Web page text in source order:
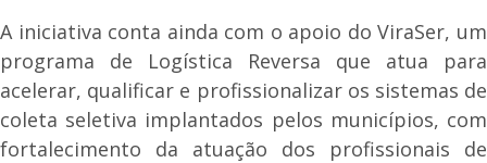
A iniciativa conta ainda com o apoio do ViraSer, um
programa de Logística Reversa que atua para
acelerar, qualificar e profissionalizar os sistemas de
coleta seletiva implantados pelos municípios, com
fortalecimento da atuação dos profissionais de